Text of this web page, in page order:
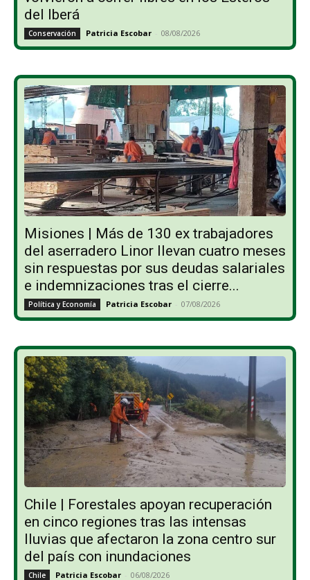
del Iberá
Conservación Patricia Escobar - 08/08/2026
Misiones | Más de 130 ex trabajadores
del aserradero Linor llevan cuatro meses
sin respuestas por sus deudas salariales
e indemnizaciones tras el cierre...
Política y Economía Patricia Escobar - 07/08/2026
Chile | Forestales apoyan recuperación
en cinco regiones tras las intensas
lluvias que afectaron la zona centro sur
del país con inundaciones
Chile Patricia Escobar - 06/08/2026